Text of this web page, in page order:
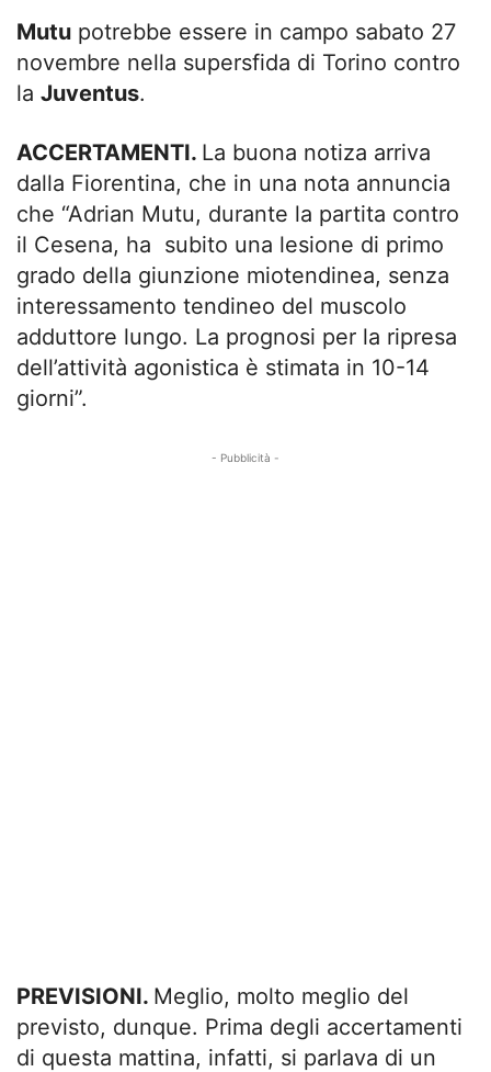
Mutu potrebbe essere in campo sabato 27
novembre nella supersfida di Torino contro
la Juventus.
ACCERTAMENTI. La buona notiza arriva
dalla Fiorentina, che in una nota annuncia
che “Adrian Mutu, durante la partita contro
il Cesena, ha subito una lesione di primo
grado della giunzione miotendinea, senza
interessamento tendineo del muscolo
adduttore lungo. La prognosi per la ripresa
dell’attività agonistica è stimata in 10-14
giorni”.
- Pubblicità -
PREVISIONI. Meglio, molto meglio del
previsto, dunque. Prima degli accertamenti
di questa mattina, infatti, si parlava di un